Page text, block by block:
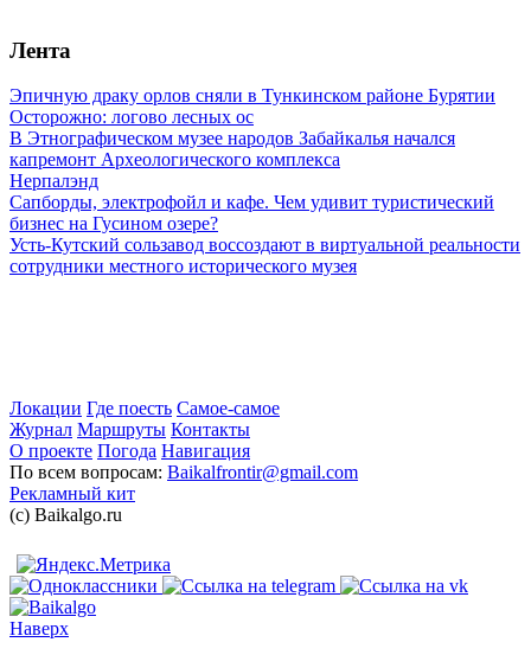
Лента
Эпичную драку орлов сняли в Тункинском районе Бурятии
Осторожно: логово лесных ос
В Этнографическом музее народов Забайкалья начался
капремонт Археологического комплекса
Нерпалэнд
Сапборды, электрофойл и кафе. Чем удивит туристический
бизнес на Гусином озере?
Усть-Кутский сользавод воссоздают в виртуальной реальности
сотрудники местного исторического музея
Локации Где поесть Самое-самое
Журнал Маршруты Контакты
О проекте Погода Навигация
По всем вопросам: Baikalfrontir@gmail.com
Рекламный кит
(с) Baikalgo.ru
Наверх